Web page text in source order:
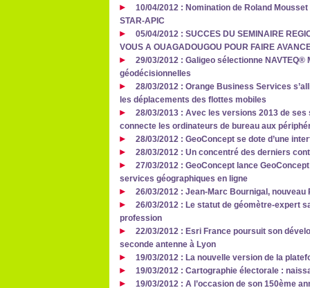
10/04/2012 : Nomination de Roland
STAR-APIC
05/04/2012 : SUCCES DU SEMINAIRE
VOUS A OUAGADOUGOU POUR FAIRE
29/03/2012 : Galigeo sélectionne
géodécisionnelles
28/03/2012 : Orange Business Services
les déplacements des flottes mobiles
28/03/2013 : Avec les versions 2013 de
connecte les ordinateurs de bureau aux
28/03/2012 : GeoConcept se dote d’une
28/03/2012 : Un concentré des derniers
27/03/2012 : GeoConcept lance
services géographiques en ligne
26/03/2012 : Jean-Marc Bournigal, nouveau
26/03/2012 : Le statut de géomètre-expert
profession
22/03/2012 : Esri France poursuit son
seconde antenne à Lyon
19/03/2012 : La nouvelle version de la
19/03/2012 : Cartographie électorale :
19/03/2012 : A l’occasion de son 150ème